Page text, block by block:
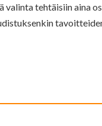
valinta tehtäisiin aina